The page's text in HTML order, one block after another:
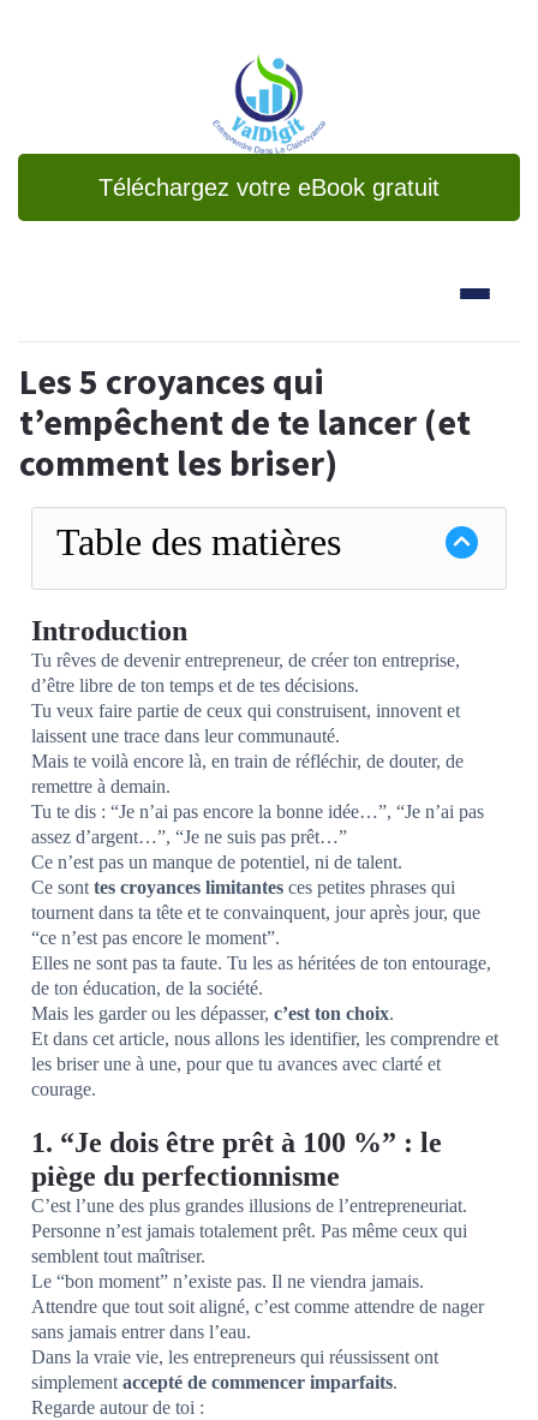
Téléchargez votre eBook gratuit
Les 5 croyances qui
t’empêchent de te lancer (et
comment les briser)
Table des matières
Introduction
Tu rêves de devenir entrepreneur, de créer ton entreprise,
d’être libre de ton temps et de tes décisions.
Tu veux faire partie de ceux qui construisent, innovent et
laissent une trace dans leur communauté.
Mais te voilà encore là, en train de réfléchir, de douter, de
remettre à demain.
Tu te dis : “Je n’ai pas encore la bonne idée…”, “Je n’ai pas
assez d’argent…”, “Je ne suis pas prêt…”
Ce n’est pas un manque de potentiel, ni de talent.
Ce sont tes croyances limitantes ces petites phrases qui
tournent dans ta tête et te convainquent, jour après jour, que
“ce n’est pas encore le moment”.
Elles ne sont pas ta faute. Tu les as héritées de ton entourage,
de ton éducation, de la société.
Mais les garder ou les dépasser, c’est ton choix.
Et dans cet article, nous allons les identifier, les comprendre et
les briser une à une, pour que tu avances avec clarté et
courage.
1. “Je dois être prêt à 100 %” : le
piège du perfectionnisme
C’est l’une des plus grandes illusions de l’entrepreneuriat.
Personne n’est jamais totalement prêt. Pas même ceux qui
semblent tout maîtriser.
Le “bon moment” n’existe pas. Il ne viendra jamais.
Attendre que tout soit aligné, c’est comme attendre de nager
sans jamais entrer dans l’eau.
Dans la vraie vie, les entrepreneurs qui réussissent ont
simplement accepté de commencer imparfaits.
Regarde autour de toi :